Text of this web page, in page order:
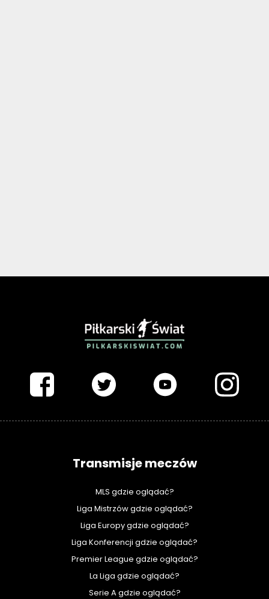
Transmisje meczów
MLS gdzie oglądać?
Liga Mistrzów gdzie oglądać?
Liga Europy gdzie oglądać?
Liga Konferencji gdzie oglądać?
Premier League gdzie oglądać?
La Liga gdzie oglądać?
Serie A gdzie oglądać?